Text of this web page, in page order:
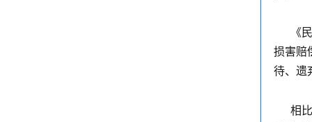
《
损害赔
待、遗
相